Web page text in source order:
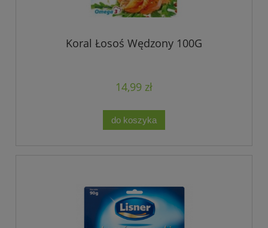
Koral Łosoś Wędzony 100G
14,99 zł
do koszyka